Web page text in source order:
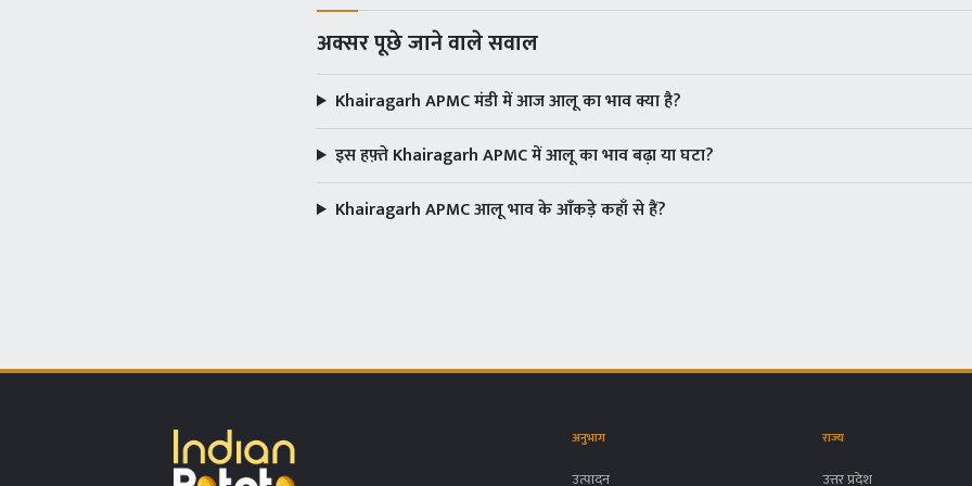
अक्सर पूछे जाने वाले सवाल
Khairagarh APMC मंडी में आज आलू का भाव क्या है?
इस हफ़्ते Khairagarh APMC में आलू का भाव बढ़ा या घटा?
Khairagarh APMC आलू भाव के आँकड़े कहाँ से हैं?
अनुभाग
उत्पादन
राज्य
उत्तर प्रदेश